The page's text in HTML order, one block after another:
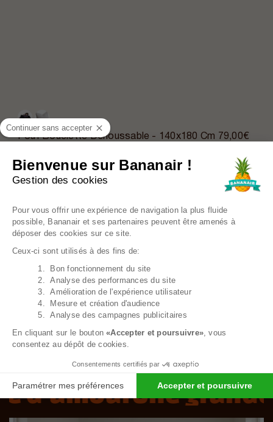
Pouf Bouclette Déhoussable - 140x180 Cm 79,00€
Vu récemment
Un format XXL pensé pour le confort
Une matière douce et tendance
Un pouf géant avec un rembourrage ultra
confortable et durable
Pouf géant salon, chambre ou studio : un
caméléon de l’ameublement
d’amourUne
Continuer sans accepter
Bienvenue sur Bananair !
Gestion des cookies
Plateforme de Gestion du
Pour vous offrir une expérience de navigation la plus fluide
possible, Bananair et ses partenaires peuvent être amenés à
déposer des cookies sur ce site.
Ceux-ci sont utilisés à des fins de:
1. Bon fonctionnement du site
2. Analyse des performances du site
3. Amélioration de l'expérience utilisateur
4. Mesure et création d'audience
5. Analyse des campagnes publicitaires
En cliquant sur le bouton«Accepter et poursuivre», vous
consentez au dépôt de cookies.
Consentements certifiés par
Paramétrer mes préférences Accepter et poursuivre
Axeptio consent